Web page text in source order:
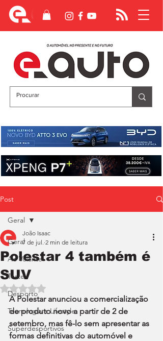
Post
Geral
Ao Volante
Teste
Desporto
Tecnologia e Lifestyle
Superdesportivos
Geral
Polestar 4 também é
SUV
João Isaac
7 de jul. 2 min de leitura
Avaliado com NaN de 5 estrelas.
A Polestar anunciou a comercialização
de produto novo a partir de 2 de
setembro, mas fê-lo sem apresentar as
formas definitivas do automóvel e